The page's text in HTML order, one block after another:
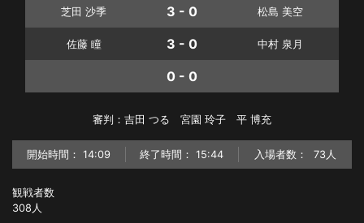
芝田 沙季 3 - 0 松島 美空
佐藤 瞳 3 - 0 中村 泉月
0 - 0
審判：吉田 つる 宮園 玲子 平 博充
開始時間： 14:09 終了時間： 15:44 入場者数： 73人
観戦者数
308人